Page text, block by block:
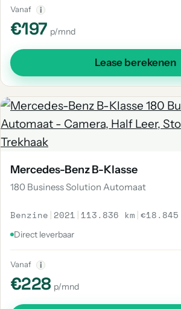
Vanaf i
€197 p/mnd
Lease berekenen
Mercedes-Benz B-Klasse
180 Business Solution Automaat
Benzine | 2021 | 113.836 km |€18.845
Direct leverbaar
Vanaf i
€228 p/mnd